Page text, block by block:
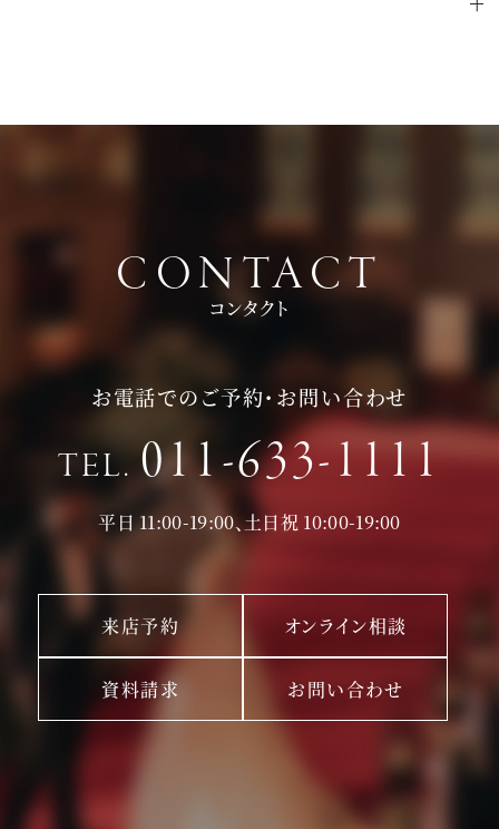
ご試食やお見積もり・日程のご提示を含めて３時間程お時間を
CONTACT
コンタクト
お電話でのご予約・お問い合わせ
TEL. 011-633-1111
平日 11:00-19:00、土日祝 10:00-19:00
来店予約 オンライン相談
資料請求 お問い合わせ